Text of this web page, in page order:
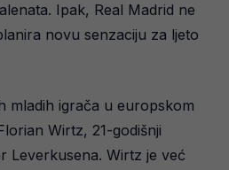
Ipak, Real Madrid ne
novu senzaciju za ljeto
mladih igrača u europskom
Wirtz, 21-godišnji
Leverkusena. Wirtz je već